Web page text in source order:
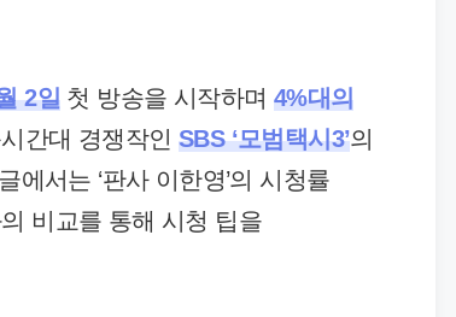
2일 첫 방송을 시작하며 4%대의
간대 경쟁작인SBS ‘모범택시3’의
서는 ‘판사 이한영’의 시청률
비교를 통해 시청 팁을